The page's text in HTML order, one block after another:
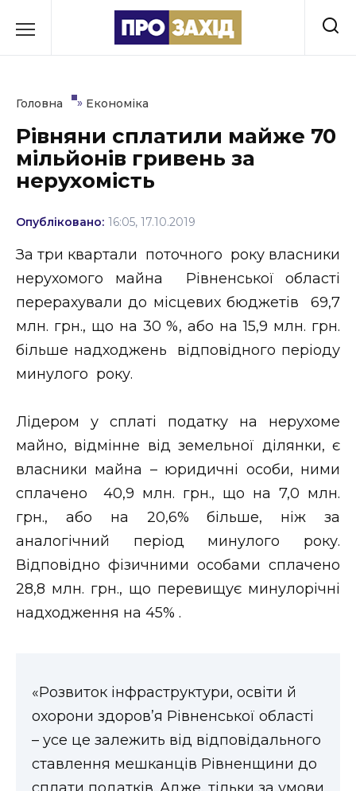
до
Культура
Освіта
Події
Політика
Соціум
Спорт
Стиль життя
Втрачений Ужгород (відеоверсія)
ЗАКАРПАТСЬКІ НОВИНИ
НОВИНИ ЗАХІДНОЇ УКРАЇНИ
ВІДЕО
Головна » Економіка
Рівняни сплатили майже 70
мільйонів гривень за
нерухомість
Опубліковано: 16:05, 17.10.2019
За три квартали поточного року власники
нерухомого майна Рівненської області
перерахували до місцевих бюджетів 69,7
млн. грн., що на 30 %, або на 15,9 млн. грн.
більше надходжень відповідного періоду
минулого року.
Лідером у сплаті податку на нерухоме
майно, відмінне від земельної ділянки, є
власники майна – юридичні особи, ними
сплачено 40,9 млн. грн., що на 7,0 млн.
грн., або на 20,6% більше, ніж за
аналогічний період минулого року.
Відповідно фізичними особами сплачено
28,8 млн. грн., що перевищує минулорічні
надходження на 45% .
«Розвиток інфраструктури, освіти й
охорони здоров’я Рівненської області
– усе це залежить від відповідального
ставлення мешканців Рівненщини до